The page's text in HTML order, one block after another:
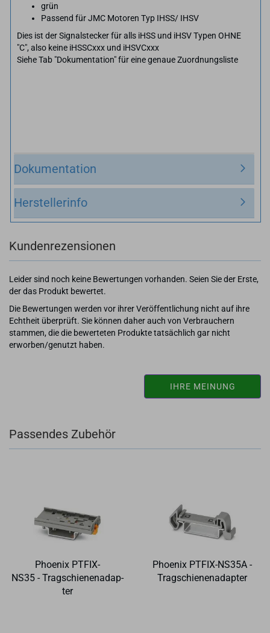
grün
Passend für JMC Motoren Typ IHSS/ IHSV
Dies ist der Signalstecker für alls iHSS und iHSV Typen OHNE
"C", also keine iHSSCxxx und iHSVCxxx
Siehe Tab "Dokumentation" für eine genaue Zuordnungsliste
Dokumentation
Herstellerinfo
Kundenrezensionen
Leider sind noch keine Bewertungen vorhanden. Seien Sie der Erste,
der das Produkt bewertet.
Die Bewertungen werden vor ihrer Veröffentlichung nicht auf ihre
Echtheit überprüft. Sie können daher auch von Verbrauchern
stammen, die die bewerteten Produkte tatsächlich gar nicht
erworben/genutzt haben.
IHRE MEINUNG
Passendes Zubehör
Phoe­nix PTFIX-​​
NS35 - Trag­schie­nen­ad­ap­
ter
Phoe­nix PTFIX-​​NS35A -
Trag­schie­nen­ad­ap­ter